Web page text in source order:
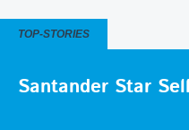
TOP-STORIES
Santander Star